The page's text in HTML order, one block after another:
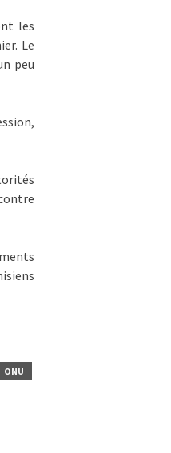
les
Le
peu
ONU